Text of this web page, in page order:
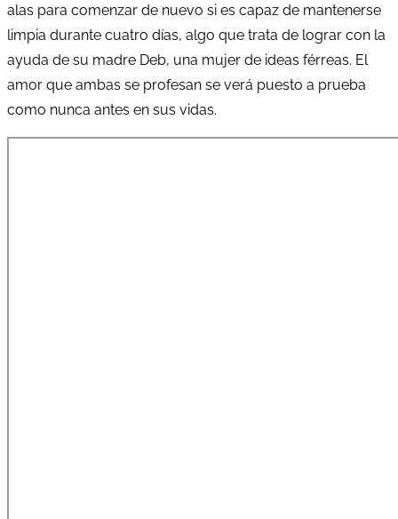
alas para comenzar de nuevo si es capaz de mantenerse
limpia durante cuatro días, algo que trata de lograr con la
ayuda de su madre Deb, una mujer de ideas férreas. El
amor que ambas se profesan se verá puesto a prueba
como nunca antes en sus vidas.